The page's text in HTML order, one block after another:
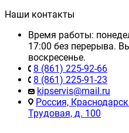
Наши контакты
Время работы:
17:00 без перерыва.
воскресенье.
8 (861) 225-92-66
8 (861) 225-91-23
kipservis@mail.ru
Россия,
Трудовая, д. 100